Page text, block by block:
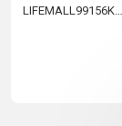
LIFEMALL99156K